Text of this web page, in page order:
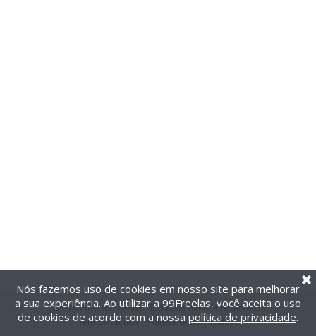
@2014-2026 99Freelas. Todos os direitos reservados.
Termos de uso| Política de privacidade
Nós fazemos uso de cookies em nosso site para melhorar
a sua experiência. Ao utilizar a 99Freelas, você aceita o uso
de cookies de acordo com a nossa política de privacidade.